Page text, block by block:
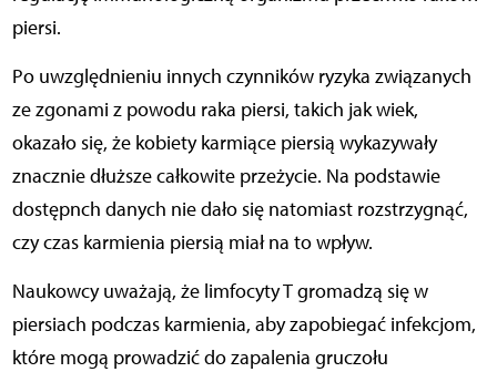
piersi.
Po uwzględnieniu innych czynników ryzyka związanych
ze zgonami z powodu raka piersi, takich jak wiek,
okazało się, że kobiety karmiące piersią wykazywały
znacznie dłuższe całkowite przeżycie. Na podstawie
dostępnch danych nie dało się natomiast rozstrzygnąć,
czy czas karmienia piersią miał na to wpływ.
Naukowcy uważają, że limfocyty T gromadzą się w
piersiach podczas karmienia, aby zapobiegać infekcjom,
które mogą prowadzić do zapalenia gruczołu